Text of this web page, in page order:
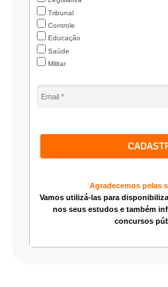
Tribunal
Controle
Educação
Saúde
Militar
Agradecemos pelas
Vamos utilizá-las para
nos seus estudos e também
concursos